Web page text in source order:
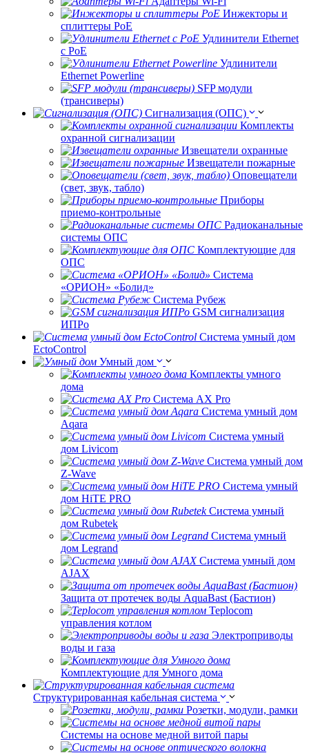
Инжекторы и
сплиттеры РоЕ
Удлинители Ethernet
с PoE
Удлинители
Ethernet Powerline
SFP модули
(трансиверы)
Сигнализация (ОПС)
Комплекты
охранной сигнализации
Извещатели охранные
Извещатели пожарные
Оповещатели
(свет, звук, табло)
Приборы
приемо-контрольные
Радиоканальные
системы ОПС
Комплектующие для
ОПС
Система
«ОРИОН» «Болид»
Система Рубеж
GSM сигнализация
ИПРо
Система умный дом
EctoControl
Умный дом
Комплекты умного
дома
Система AX Pro
Система умный дом
Aqara
Система умный
дом Livicom
Система умный дом
Z-Wave
Система умный
дом HiTE PRO
Система умный
дом Rubetek
Система умный
дом Legrand
Система умный дом
AJAX
Защита от протечек воды AquaBast (Бастион)
Teplocom
управления котлом
Электроприводы
воды и газа
Комплектующие для Умного дома
Структурированная кабельная система
Розетки, модули, рамки
Системы на основе медной витой пары